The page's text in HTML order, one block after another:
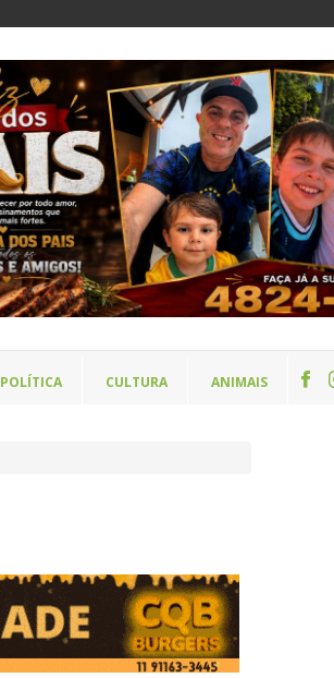
POLÍTICA CULTURA ANIMAIS